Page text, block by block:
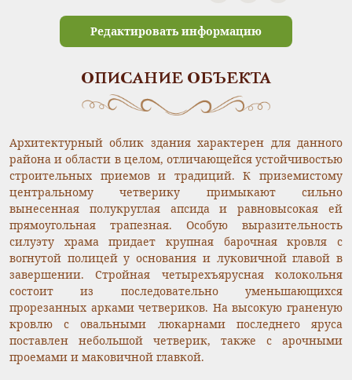
Редактировать информацию
ОПИСАНИЕ ОБЪЕКТА
Архитектурный облик здания характерен для данного
района и области в целом, отличающейся устойчивостью
строительных приемов и традиций. К приземистому
центральному четверику примыкают сильно
вынесенная полукруглая апсида и равновысокая ей
прямоугольная трапезная. Особую выразительность
силуэту храма придает крупная барочная кровля с
вогнутой полицей у основания и луковичной главой в
завершении. Стройная четырехъярусная колокольня
состоит из последовательно уменьшающихся
прорезанных арками четвериков. На высокую граненую
кровлю с овальными люкарнами последнего яруса
поставлен небольшой четверик, также с арочными
проемами и маковичной главкой.